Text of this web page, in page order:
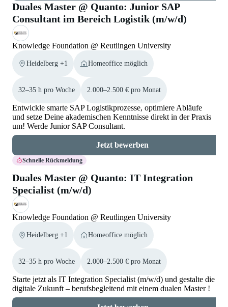
Duales Master @ Quanto: Junior SAP
Consultant im Bereich Logistik (m/w/d)
Knowledge Foundation @ Reutlingen University
Heidelberg +1 Homeoffice möglich
32–35 h pro Woche 2.000–2.500 € pro Monat
Entwickle smarte SAP Logistikprozesse, optimiere Abläufe
und setze Deine akademischen Kenntnisse direkt in der Praxis
um! Werde Junior SAP Consultant.
Jetzt bewerben
Schnelle Rückmeldung
Duales Master @ Quanto: IT Integration
Specialist (m/w/d)
Knowledge Foundation @ Reutlingen University
Heidelberg +1 Homeoffice möglich
32–35 h pro Woche 2.000–2.500 € pro Monat
Starte jetzt als IT Integration Specialist (m/w/d) und gestalte die
digitale Zukunft – berufsbegleitend mit einem dualen Master !